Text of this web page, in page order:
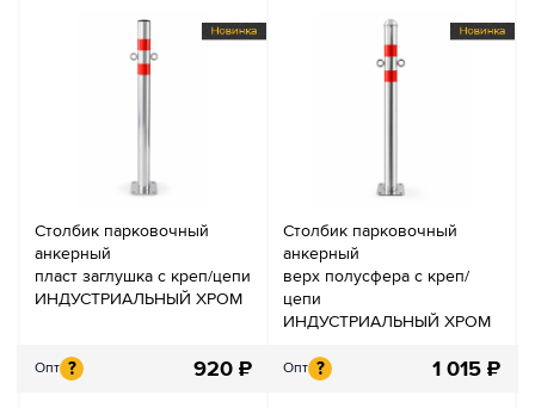
Столбик парковочный
анкерный
пласт заглушка с креп/цепи
ИНДУСТРИАЛЬНЫЙ ХРОМ
Опт ? 920 ₽
Столбик парковочный
анкерный
верх полусфера с креп/
цепи
ИНДУСТРИАЛЬНЫЙ ХРОМ
Опт ? 1 015 ₽